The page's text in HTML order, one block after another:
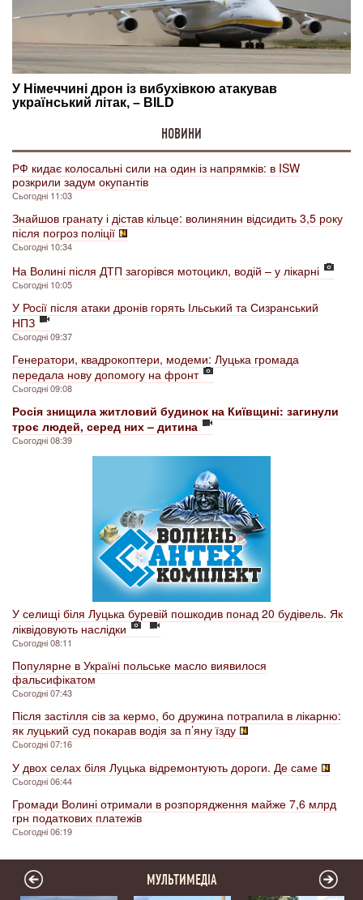
НОВИНИ
РФ кидає колосальні сили на один із напрямків: в ISW
розкрили задум окупантів
Сьогодні 11:03
Знайшов гранату і дістав кільце: волинянин відсидить 3,5 року
після погроз поліції
Сьогодні 10:34
На Волині після ДТП загорівся мотоцикл, водій – у лікарні
Сьогодні 10:05
У Росії після атаки дронів горять Ільський та Сизранський
НПЗ
Сьогодні 09:37
Генератори, квадрокоптери, модеми: Луцька громада
передала нову допомогу на фронт
Сьогодні 09:08
Росія знищила житловий будинок на Київщині: загинули
троє людей, серед них – дитина
Сьогодні 08:39
У селищі біля Луцька буревій пошкодив понад 20 будівель. Як
ліквідовують наслідки
Сьогодні 08:11
Популярне в Україні польське масло виявилося
фальсифікатом
Сьогодні 07:43
Після застілля сів за кермо, бо дружина потрапила в лікарню:
як луцький суд покарав водія за п’яну їзду
Сьогодні 07:16
У двох селах біля Луцька відремонтують дороги. Де саме
Сьогодні 06:44
Громади Волині отримали в розпорядження майже 7,6 млрд
грн податкових платежів
Сьогодні 06:19
МУЛЬТИМЕДІА